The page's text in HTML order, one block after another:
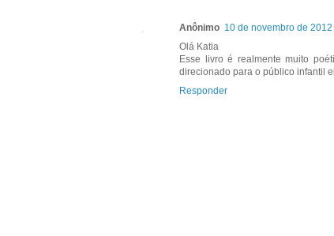
Anônimo 10 de novembro de
Olá Katia
Esse livro é realmente muito
direcionado para o público infantil
Responder